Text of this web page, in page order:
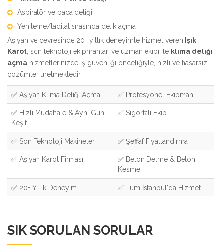
Aspiratör ve baca deliği
Yenileme/tadilat sırasında delik açma
Aşiyan ve çevresinde 20+ yıllık deneyimle hizmet veren Işık
Karot , son teknoloji ekipmanları ve uzman ekibi ile klima deliği
açma hizmetlerinizde iş güvenliği önceliğiyle, hızlı ve hasarsız
çözümler üretmektedir.
✅ Aşiyan Klima Deliği Açma ✅ Profesyonel Ekipman
✅ Hızlı Müdahale & Aynı Gün
Keşif
✅ Sigortalı Ekip
✅ Son Teknoloji Makineler ✅ Şeffaf Fiyatlandırma
✅ Aşiyan Karot Firması
✅ Beton Delme & Beton
Kesme
✅ 20+ Yıllık Deneyim ✅ Tüm İstanbul'da Hizmet
SIK SORULAN SORULAR